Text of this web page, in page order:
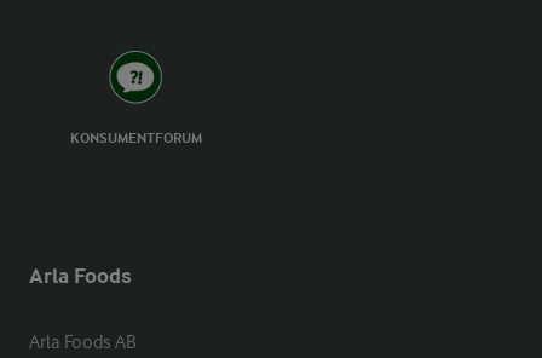
KONSUMENTFORUM
Arla Foods
Arla Foods AB